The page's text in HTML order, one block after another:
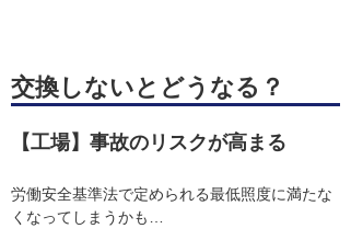
交換しないとどうなる？
【工場】事故のリスクが高まる
労働安全基準法で定められる最低照度に満たな
くなってしまうかも…